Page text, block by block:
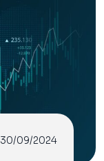
30/09/2024